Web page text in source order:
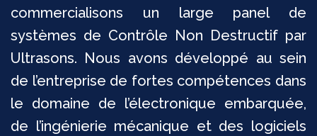
commercialisons un large panel de
systèmes de Contrôle Non Destructif par
Ultrasons. Nous avons développé au sein
de l’entreprise de fortes compétences dans
le domaine de l’électronique embarquée,
de l’ingénierie mécanique et des logiciels